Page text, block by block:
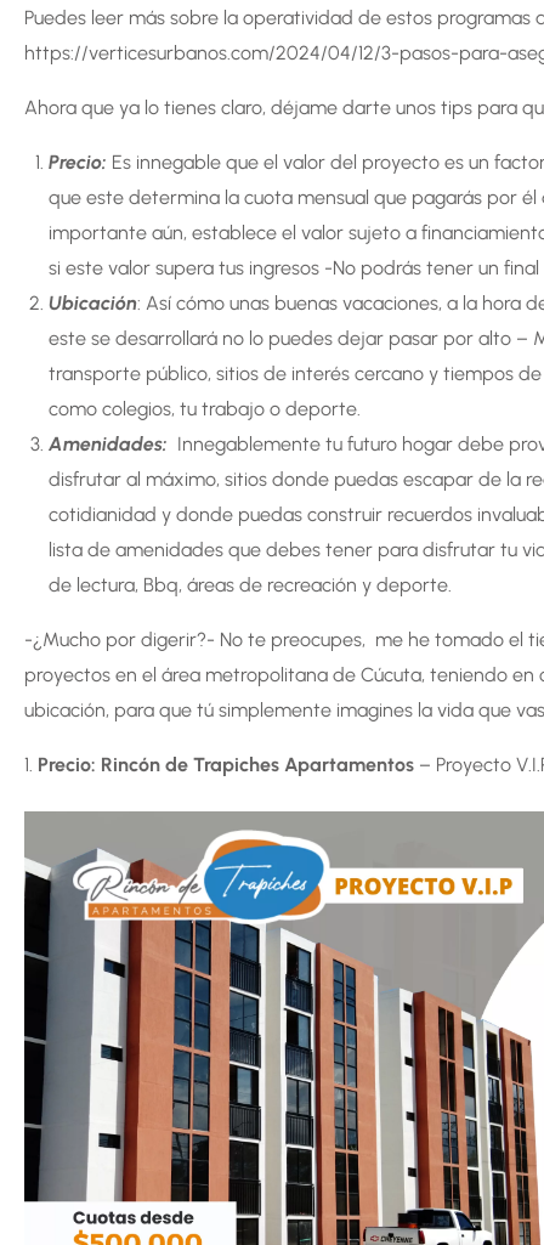
Puedes leer más sobre la operatividad de estos programas
https://verticesurbanos.com/2024/04/12/3-pasos-para-
Ahora que ya lo tienes claro, déjame darte unos tips para
Precio: Es innegable que el valor del proyecto es un
que este determina la cuota mensual que pagarás por
importante aún, establece el valor sujeto a
si este valor supera tus ingresos -No podrás tener un
Ubicación: Así cómo unas buenas vacaciones, a la hora
este se desarrollará no lo puedes dejar pasar por alto –
transporte público, sitios de interés cercano y tiempos
como colegios, tu trabajo o deporte.
Amenidades: Innegablemente tu futuro hogar debe
disfrutar al máximo, sitios donde puedas escapar de la
cotidianidad y donde puedas construir recuerdos
lista de amenidades que debes tener para disfrutar tu
de lectura, Bbq, áreas de recreación y deporte.
-¿Mucho por digerir?- No te preocupes, me he tomado el
proyectos en el área metropolitana de Cúcuta, teniendo en
ubicación, para que tú simplemente imagines la vida que
1. Precio: Rincón de Trapiches Apartamentos – Proyecto